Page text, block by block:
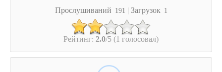
Прослушиваний 191 | Загрузок 1
Рейтинг: 2.0/5 (1 голосовал)